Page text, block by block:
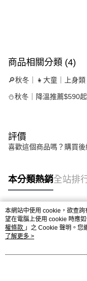
商品相關分類 (4)
🔎秋冬｜👧大童｜上身類
⛄秋冬｜降溫推薦$590起
評價
喜歡這個商品嗎？購買
本分類熱銷全站排
熱門標籤
本網站中使用 cookie，欲查
望在電腦上使用 cookie 時應
權條款 」之 Cookie 聲明。您
用條款之 Cookie 聲明使用
了解更多 >